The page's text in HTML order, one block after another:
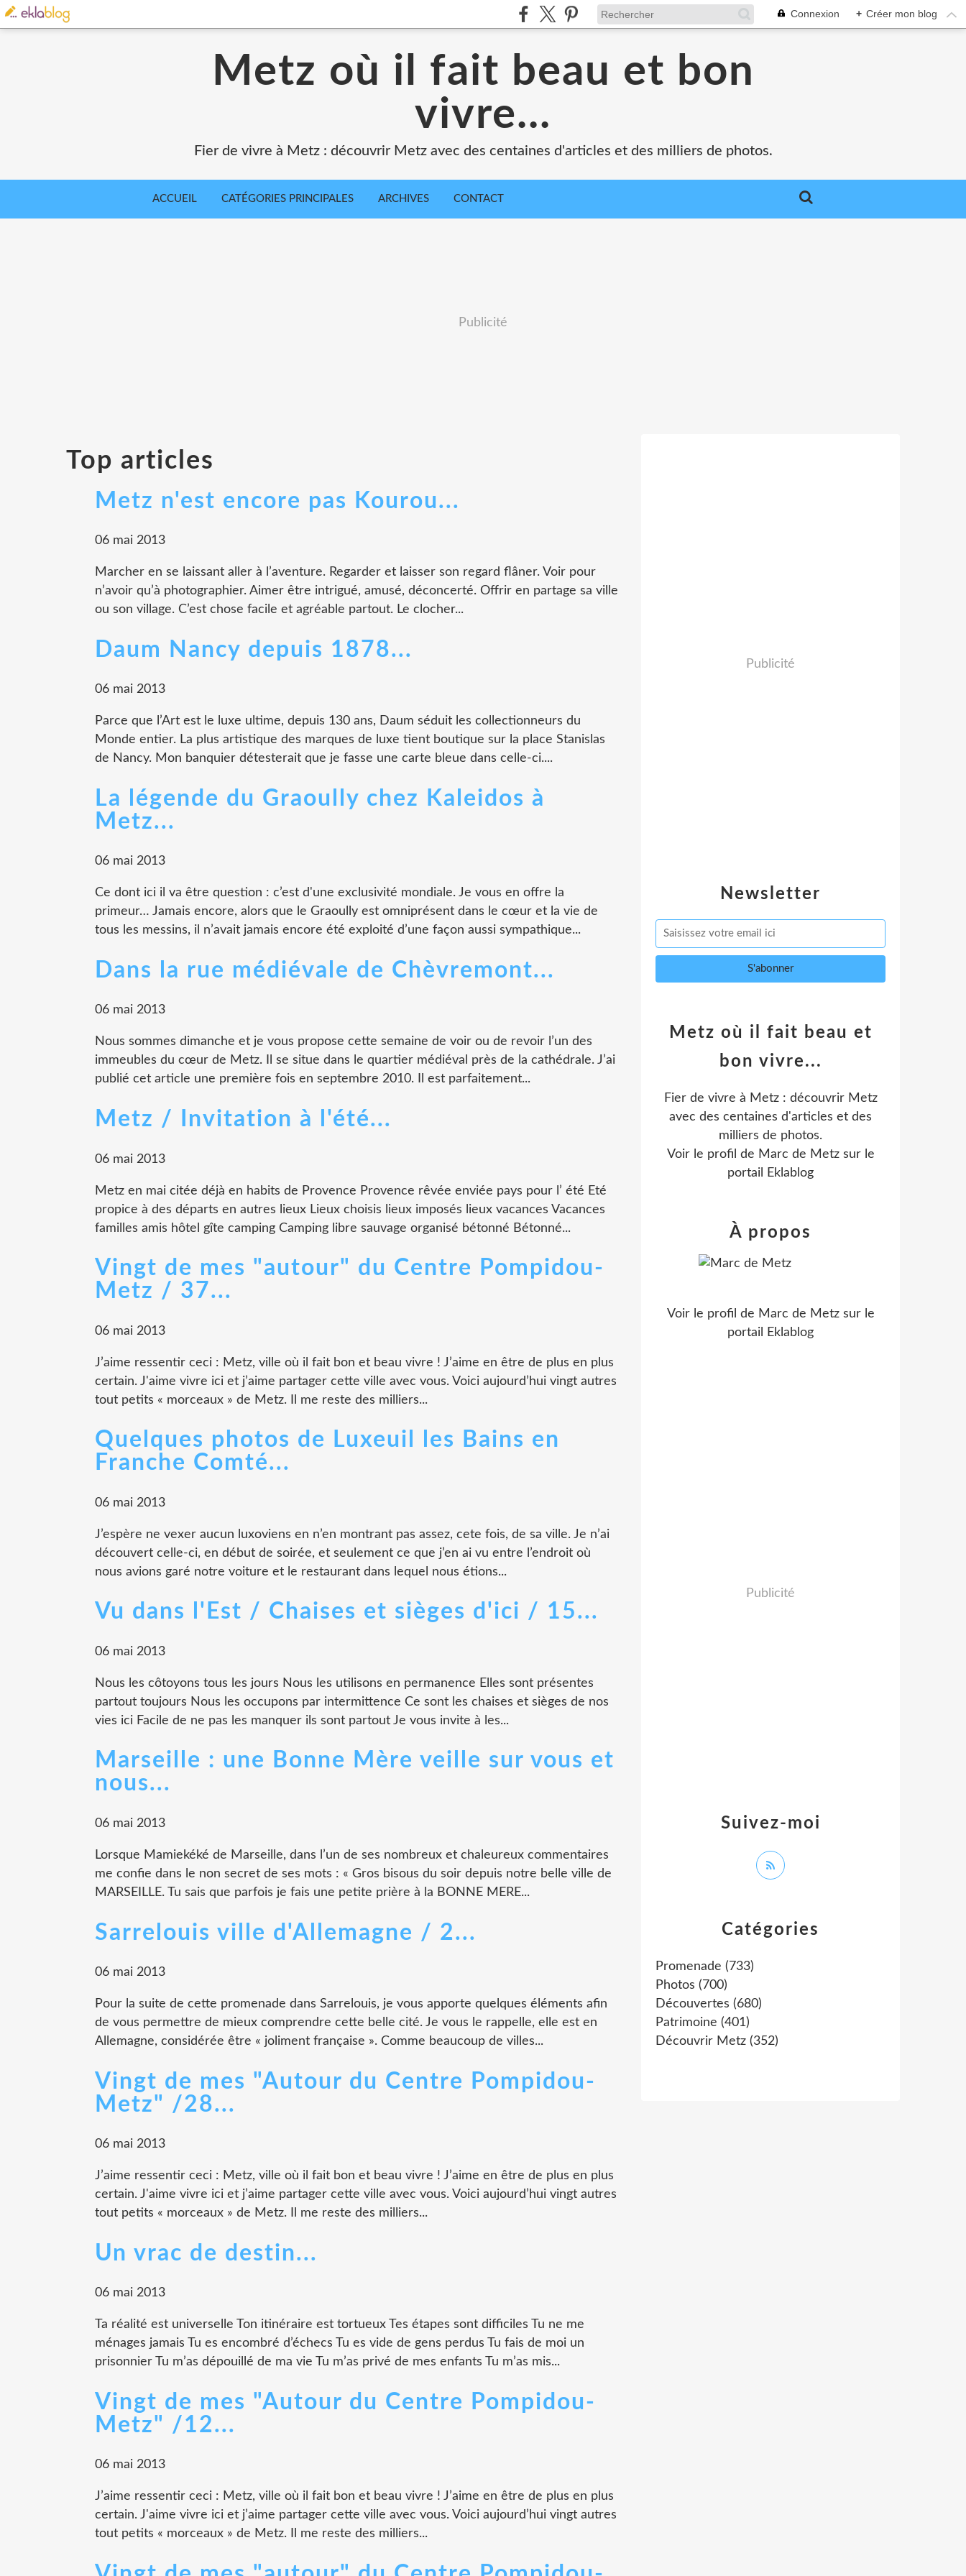
Connexion + Créer mon blog
Metz où il fait beau et bon
vivre...
Fier de vivre à Metz : découvrir Metz avec des centaines d'articles et des milliers de photos.
ACCUEIL CATÉGORIES PRINCIPALES ARCHIVES CONTACT
Publicité
Top articles
Metz n'est encore pas Kourou...
06 mai 2013
Marcher en se laissant aller à l’aventure. Regarder et laisser son regard flâner. Voir pour
n’avoir qu’à photographier. Aimer être intrigué, amusé, déconcerté. Offrir en partage sa ville
ou son village. C’est chose facile et agréable partout. Le clocher...
Daum Nancy depuis 1878...
06 mai 2013
Parce que l’Art est le luxe ultime, depuis 130 ans, Daum séduit les collectionneurs du
Monde entier. La plus artistique des marques de luxe tient boutique sur la place Stanislas
de Nancy. Mon banquier détesterait que je fasse une carte bleue dans celle-ci....
La légende du Graoully chez Kaleidos à
Metz...
06 mai 2013
Ce dont ici il va être question : c’est d'une exclusivité mondiale. Je vous en offre la
primeur… Jamais encore, alors que le Graoully est omniprésent dans le cœur et la vie de
tous les messins, il n’avait jamais encore été exploité d’une façon aussi sympathique...
Dans la rue médiévale de Chèvremont...
06 mai 2013
Nous sommes dimanche et je vous propose cette semaine de voir ou de revoir l’un des
immeubles du cœur de Metz. Il se situe dans le quartier médiéval près de la cathédrale. J’ai
publié cet article une première fois en septembre 2010. Il est parfaitement...
Metz / Invitation à l'été...
06 mai 2013
Metz en mai citée déjà en habits de Provence Provence rêvée enviée pays pour l’ été Eté
propice à des départs en autres lieux Lieux choisis lieux imposés lieux vacances Vacances
familles amis hôtel gîte camping Camping libre sauvage organisé bétonné Bétonné...
Vingt de mes "autour" du Centre Pompidou-
Metz / 37...
06 mai 2013
J’aime ressentir ceci : Metz, ville où il fait bon et beau vivre ! J’aime en être de plus en plus
certain. J'aime vivre ici et j’aime partager cette ville avec vous. Voici aujourd’hui vingt autres
tout petits « morceaux » de Metz. Il me reste des milliers...
Quelques photos de Luxeuil les Bains en
Franche Comté...
06 mai 2013
J’espère ne vexer aucun luxoviens en n’en montrant pas assez, cete fois, de sa ville. Je n’ai
découvert celle-ci, en début de soirée, et seulement ce que j’en ai vu entre l’endroit où
nous avions garé notre voiture et le restaurant dans lequel nous étions...
Vu dans l'Est / Chaises et sièges d'ici / 15...
06 mai 2013
Nous les côtoyons tous les jours Nous les utilisons en permanence Elles sont présentes
partout toujours Nous les occupons par intermittence Ce sont les chaises et sièges de nos
vies ici Facile de ne pas les manquer ils sont partout Je vous invite à les...
Marseille : une Bonne Mère veille sur vous et
nous...
06 mai 2013
Lorsque Mamiekéké de Marseille, dans l’un de ses nombreux et chaleureux commentaires
me confie dans le non secret de ses mots : « Gros bisous du soir depuis notre belle ville de
MARSEILLE. Tu sais que parfois je fais une petite prière à la BONNE MERE...
Sarrelouis ville d'Allemagne / 2...
06 mai 2013
Pour la suite de cette promenade dans Sarrelouis, je vous apporte quelques éléments afin
de vous permettre de mieux comprendre cette belle cité. Je vous le rappelle, elle est en
Allemagne, considérée être « joliment française ». Comme beaucoup de villes...
Vingt de mes "Autour du Centre Pompidou-
Metz" /28...
06 mai 2013
J’aime ressentir ceci : Metz, ville où il fait bon et beau vivre ! J’aime en être de plus en plus
certain. J'aime vivre ici et j’aime partager cette ville avec vous. Voici aujourd’hui vingt autres
tout petits « morceaux » de Metz. Il me reste des milliers...
Un vrac de destin...
06 mai 2013
Ta réalité est universelle Ton itinéraire est tortueux Tes étapes sont difficiles Tu ne me
ménages jamais Tu es encombré d’échecs Tu es vide de gens perdus Tu fais de moi un
prisonnier Tu m’as dépouillé de ma vie Tu m’as privé de mes enfants Tu m’as mis...
Vingt de mes "Autour du Centre Pompidou-
Metz" /12...
06 mai 2013
J’aime ressentir ceci : Metz, ville où il fait bon et beau vivre ! J’aime en être de plus en plus
certain. J'aime vivre ici et j’aime partager cette ville avec vous. Voici aujourd’hui vingt autres
tout petits « morceaux » de Metz. Il me reste des milliers...
Newsletter
Publicité
Catégories
Promenade (733)
Photos (700)
Découvertes (680)
Patrimoine (401)
Découvrir Metz (352)
Metz où il fait beau et
bon vivre...
Fier de vivre à Metz : découvrir Metz
avec des centaines d'articles et des
milliers de photos.
Voir le profil de Marc de Metzsur le
portail Eklablog
Suivez-moi
À propos
Voir le profil de Marc de Metzsur le
portail Eklablog
Publicité